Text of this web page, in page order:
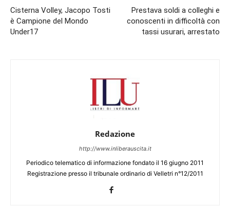
Cisterna Volley, Jacopo Tosti
è Campione del Mondo
Under17
Prestava soldi a colleghi e
conoscenti in difficoltà con
tassi usurari, arrestato
Redazione
http://www.inliberauscita.it
Periodico telematico di informazione fondato il 16 giugno 2011
Registrazione presso il tribunale ordinario di Velletri n°12/2011